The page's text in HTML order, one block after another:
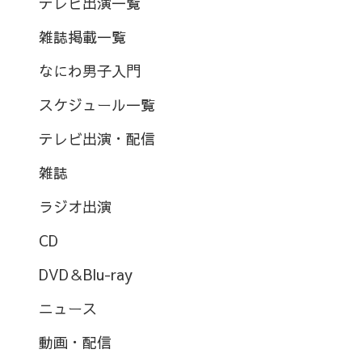
雑誌掲載一覧
なにわ男子入門
スケジュール一覧
テレビ出演・配信
雑誌
ラジオ出演
CD
DVD＆Blu-ray
ニュース
動画・配信